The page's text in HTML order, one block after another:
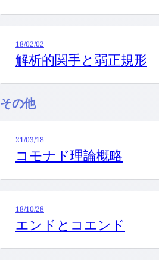
18/02/02
解析的関手と弱正規形
その他
21/03/18
コモナド理論概略
18/10/28
エンドとコエンド